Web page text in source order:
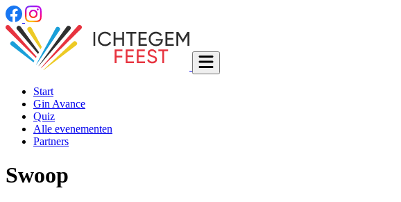
Start
Gin Avance
Quiz
Alle evenementen
Partners
Swoop